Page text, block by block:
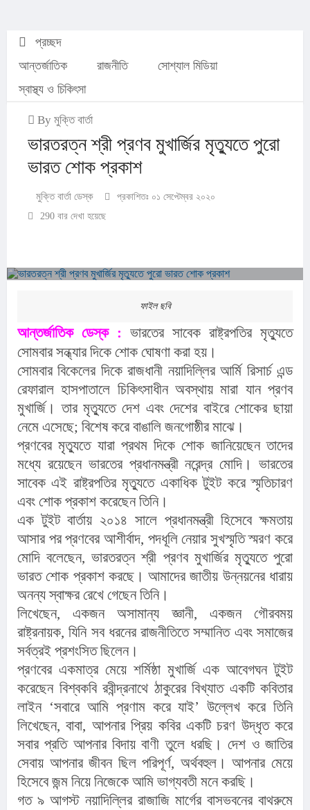
প্রচ্ছদ
আন্তর্জাতিক
রাজনীতি
সোশ্যাল মিডিয়া
স্বাস্থ্য ও চিকিৎসা
By মুক্তি বার্তা
ভারতরত্ন শ্রী প্রণব মুখার্জির মৃত্যুতে পুরো
ভারত শোক প্রকাশ
মুক্তি বার্তা ডেস্ক
প্রকাশিতঃ ০১ সেপ্টেম্বর ২০২০
290 বার দেখা হয়েছে
ফাইল ছবি
আন্তর্জাতিক ডেস্ক : ভারতের সাবেক রাষ্ট্রপতির মৃত্যুতে
সোমবার সন্ধ্যার দিকে শোক ঘোষণা করা হয়।
সোমবার বিকেলের দিকে রাজধানী নয়াদিল্লির আর্মি রিসার্চ এন্ড
রেফারাল হাসপাতালে চিকিৎসাধীন অবস্থায় মারা যান প্রণব
মুখার্জি। তার মৃত্যুতে দেশ এবং দেশের বাইরে শোকের ছায়া
নেমে এসেছে; বিশেষ করে বাঙালি জনগোষ্ঠীর মাঝে।
প্রণবের মৃত্যুতে যারা প্রথম দিকে শোক জানিয়েছেন তাদের
মধ্যে রয়েছেন ভারতের প্রধানমন্ত্রী নরেন্দ্র মোদি। ভারতের
সাবেক এই রাষ্ট্রপতির মৃত্যুতে একাধিক টুইট করে স্মৃতিচারণ
এবং শোক প্রকাশ করেছেন তিনি।
এক টুইট বার্তায় ২০১৪ সালে প্রধানমন্ত্রী হিসেবে ক্ষমতায়
আসার পর প্রণবের আশীর্বাদ, পদধূলি নেয়ার সুখস্মৃতি স্মরণ করে
মোদি বলেছেন, ভারতরত্ন শ্রী প্রণব মুখার্জির মৃত্যুতে পুরো
ভারত শোক প্রকাশ করছে। আমাদের জাতীয় উন্নয়নের ধারায়
অনন্য স্বাক্ষর রেখে গেছেন তিনি।
লিখেছেন, একজন অসামান্য জ্ঞানী, একজন গৌরবময়
রাষ্ট্রনায়ক, যিনি সব ধরনের রাজনীতিতে সম্মানিত এবং সমাজের
সর্বত্রই প্রশংসিত ছিলেন।
প্রণবের একমাত্র মেয়ে শর্মিষ্ঠা মুখার্জি এক আবেগঘন টুইট
করেছেন বিশ্বকবি রবীন্দ্রনাথে ঠাকুরের বিখ্যাত একটি কবিতার
লাইন ‘সবারে আমি প্রণাম করে যাই’ উল্লেখ করে তিনি
লিখেছেন, বাবা, আপনার প্রিয় কবির একটি চরণ উদ্ধৃত করে
সবার প্রতি আপনার বিদায় বাণী তুলে ধরছি। দেশ ও জাতির
সেবায় আপনার জীবন ছিল পরিপূর্ণ, অর্থবহুল। আপনার মেয়ে
হিসেবে জন্ম নিয়ে নিজেকে আমি ভাগ্যবতী মনে করছি।
গত ৯ আগস্ট নয়াদিল্লির রাজাজি মার্গের বাসভবনের বাথরুমে